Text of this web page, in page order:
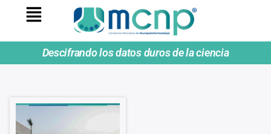
Descifrando los datos duros de la ciencia